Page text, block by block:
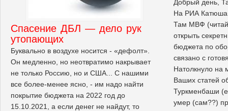
Спасение ДБЛ — дело рук
утопающих
Буквально в воздухе носится - «дефолт».
Он медленно, но неотвратимо накрывает
не только Россию, но и США... С нашими
все более-менее ясно, - им надо найти
покрытие бюджета на 2022 год до
15.10.2021, а если денег не найдут, то
Добрый день,
На РИА Катюша
Там МВФ
открыть
бюджета по
связано с
Натолкнуло на
Ваших статей
Туркменбаши
умер (сам??)